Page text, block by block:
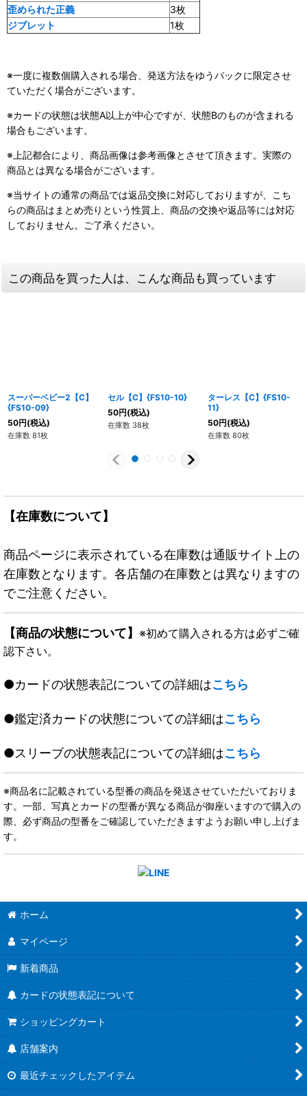
歪められた正義
3枚
ジブレット
1枚
※一度に複数個購入される場合、発送方法をゆうパックに限定させ
ていただく場合がございます。
※カードの状態は状態A以上が中心ですが、状態Bのものが含まれる
場合もございます。
※上記都合により、商品画像は参考画像とさせて頂きます。実際の
商品とは異なる場合がございます。
※当サイトの通常の商品では返品交換に対応しておりますが、こち
らの商品はまとめ売りという性質上、商品の交換や返品等には対応
しておりません。ご了承ください。
この商品を買った人は、こんな商品も買っています
スーパーベビー2【C】
{FS10-09}
50円(税込)
在庫数 81枚
セル【C】{FS10-10}
50円(税込)
在庫数 38枚
ターレス【C】{FS10-
11}
50円(税込)
在庫数 80枚
【在庫数について】
商品ページに表示されている在庫数は通販サイト上の
在庫数となります。各店舗の在庫数とは異なりますの
でご注意ください。
【商品の状態について】 ※初めて購入される方は必ずご確
認下さい。
●カードの状態表記についての詳細はこちら
●鑑定済カードの状態についての詳細はこちら
●スリーブの状態表記についての詳細はこちら
※商品名に記載されている型番の商品を発送させていただいておりま
す。一部、写真とカードの型番が異なる商品が御座いますので購入の
際、必ず商品の型番をご確認していただきますようお願い申し上げま
す。
ホーム
マイページ
新着商品
カードの状態表記について
ショッピングカート
店舗案内
最近チェックしたアイテム